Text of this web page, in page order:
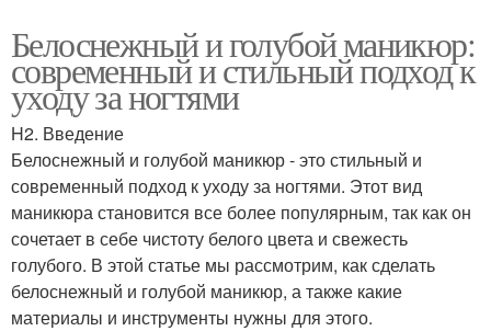
Белоснежный и голубой маникюр:
современный и стильный подход к
уходу за ногтями
H2. Введение
Белоснежный и голубой маникюр - это стильный и
современный подход к уходу за ногтями. Этот вид
маникюра становится все более популярным, так как он
сочетает в себе чистоту белого цвета и свежесть
голубого. В этой статье мы рассмотрим, как сделать
белоснежный и голубой маникюр, а также какие
материалы и инструменты нужны для этого.